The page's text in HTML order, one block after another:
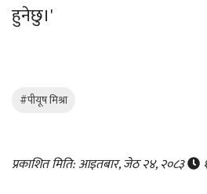
हुनेछु।'
#पीयूष मिश्रा
प्रकाशित मिति: आइतबार, जेठ २४, २०८३